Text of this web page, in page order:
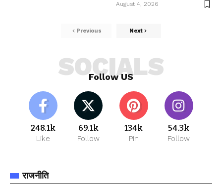
August 4, 2026
Previous Next
Follow US
SOCIALS
248.1k
Like
69.1k
Follow
134k
Pin
54.3k
Follow
राजनीति